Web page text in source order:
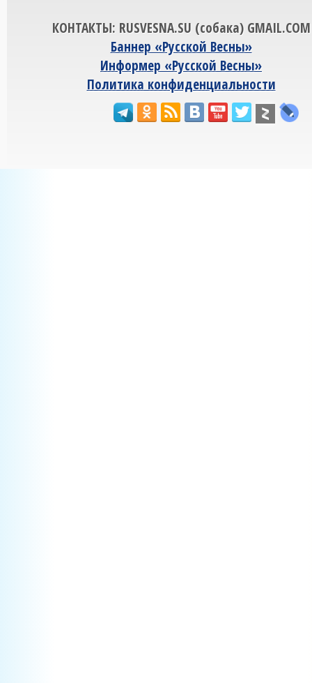
КОНТАКТЫ: RUSVESNA.SU (собака) GMAIL.COM
Баннер «Русской Весны»
Информер «Русской Весны»
Политика конфиденциальности